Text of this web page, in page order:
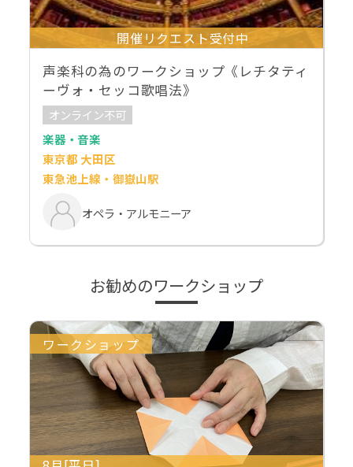
開催リクエスト受付中
声楽科の為のワークショップ《レチタティ
ーヴォ・セッコ歌唱法》
オンライン不可
楽器・音楽
東京都 大田区
東急池上線・御嶽山駅
オペラ・アルモニーア
お勧めのワークショップ
ワークショップ